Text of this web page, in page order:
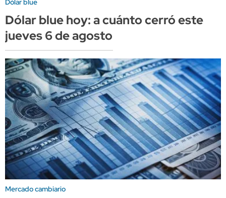
Dólar blue
Dólar blue hoy: a cuánto cerró este
jueves 6 de agosto
Mercado cambiario